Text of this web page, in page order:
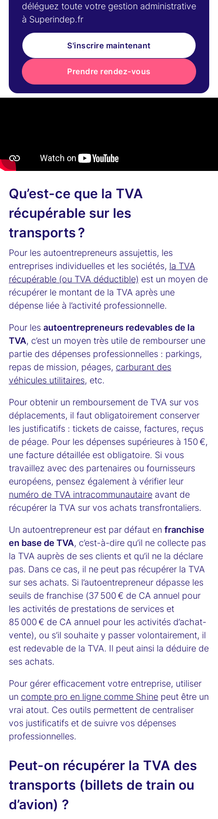
déléguez toute votre gestion administrative
à Superindep.fr
S'inscrire maintenant
Prendre rendez-vous
Qu’est-ce que la TVA
récupérable sur les
transports ?
Pour les autoentrepreneurs assujettis, les
entreprises individuelles et les sociétés, la TVA
récupérable (ou TVA déductible) est un moyen de
récupérer le montant de la TVA après une
dépense liée à l’activité professionnelle.
Pour les autoentrepreneurs redevables de la
TVA, c’est un moyen très utile de rembourser une
partie des dépenses professionnelles : parkings,
repas de mission, péages, carburant des
véhicules utilitaires, etc.
Pour obtenir un remboursement de TVA sur vos
déplacements, il faut obligatoirement conserver
les justificatifs : tickets de caisse, factures, reçus
de péage. Pour les dépenses supérieures à 150 €,
une facture détaillée est obligatoire. Si vous
travaillez avec des partenaires ou fournisseurs
européens, pensez également à vérifier leur
numéro de TVA intracommunautaire avant de
récupérer la TVA sur vos achats transfrontaliers.
Un autoentrepreneur est par défaut en franchise
en base de TVA, c’est-à-dire qu’il ne collecte pas
la TVA auprès de ses clients et qu’il ne la déclare
pas. Dans ce cas, il ne peut pas récupérer la TVA
sur ses achats. Si l’autoentrepreneur dépasse les
seuils de franchise (37 500 € de CA annuel pour
les activités de prestations de services et
85 000 € de CA annuel pour les activités d’achat-
vente), ou s’il souhaite y passer volontairement, il
est redevable de la TVA. Il peut ainsi la déduire de
ses achats.
Pour gérer efficacement votre entreprise, utiliser
un compte pro en ligne comme Shine peut être un
vrai atout. Ces outils permettent de centraliser
vos justificatifs et de suivre vos dépenses
professionnelles.
Peut-on récupérer la TVA des
transports (billets de train ou
d’avion) ?